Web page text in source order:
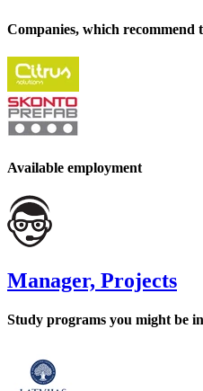
Companies, which recommend
Available employment
Manager, Projects
Study programs you might be